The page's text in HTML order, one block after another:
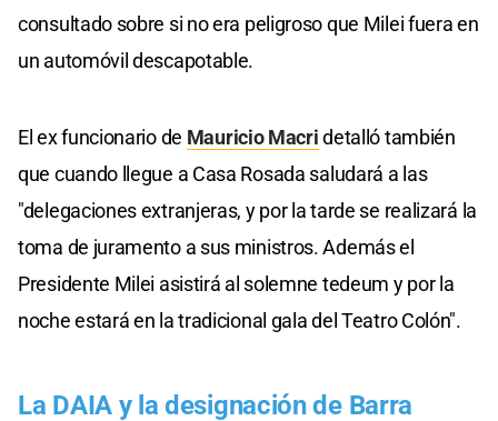
consultado sobre si no era peligroso que Milei fuera en
un automóvil descapotable.
El ex funcionario de Mauricio Macridetalló también
que cuando llegue a Casa Rosada saludará a las
"delegaciones extranjeras, y por la tarde se realizará la
toma de juramento a sus ministros. Además el
Presidente Milei asistirá al solemne tedeum y por la
noche estará en la tradicional gala del Teatro Colón".
La DAIA y la designación de Barra